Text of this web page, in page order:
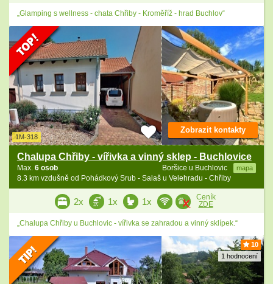
„Glamping s wellness - chata Chřiby - Kroměříž - hrad Buchlov“
1M-318
Chalupa Chřiby - vířivka a vinný sklep - Buchlovice
Boršice u Buchlovic mapa
Max. 6 osob
8.3 km vzdušně od Pohádkový Srub - Salaš u Velehradu - Chřiby
Zobrazit kontakty
2x 1x 1x
Ceník
ZDE
„Chalupa Chřiby u Buchlovic - vířivka se zahradou a vinný sklípek.“
10
1 hodnocení